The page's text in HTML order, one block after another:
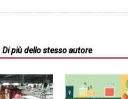
Di più dello stesso autore